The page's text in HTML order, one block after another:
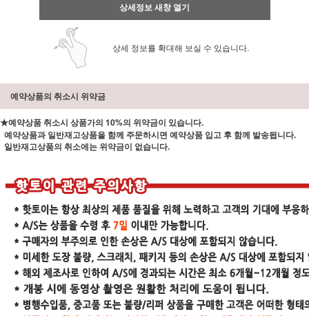
상세정보 새창 열기
상세 정보를 확대해 보실 수 있습니다.
예약상품의 취소시 위약금
★예약상품 취소시 상품가의 10%의 위약금이 있습니다.
예약상품과 일반재고상품을 함께 주문하시면 예약상품 입고 후 함께 발송됩니다.
일반재고상품의 취소에는 위약금이 없습니다.